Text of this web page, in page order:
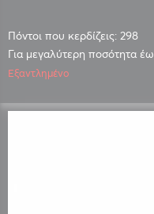
Πόντοι που κερδίζεις: 298
Για μεγαλύτερη ποσότητα
Εξαντλημένο